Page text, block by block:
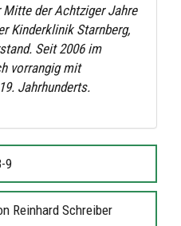
der Achtziger Jahre
Kinderklinik Starnberg,
Seit 2006 im
vorrangig mit
Jahrhunderts.
9
Reinhard Schreiber